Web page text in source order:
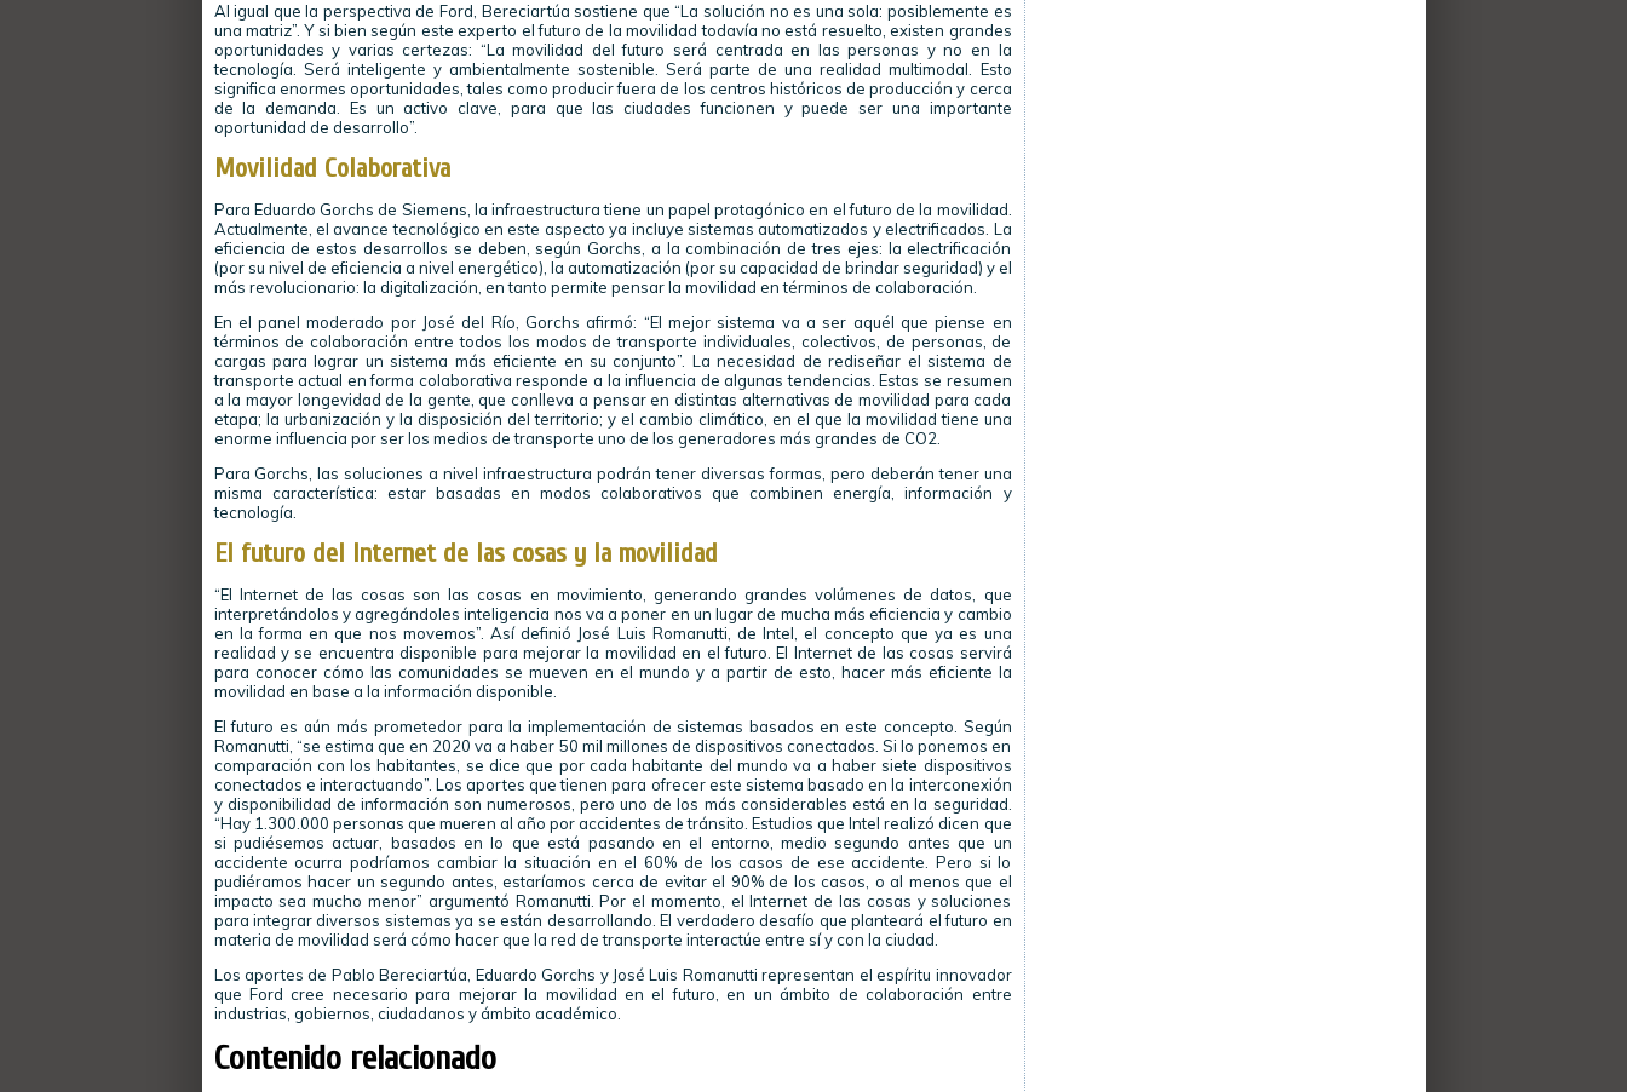
Al igual que la perspectiva de Ford, Bereciartúa sostiene que “La solución no es una sola: posiblemente es
una matriz”. Y si bien según este experto el futuro de la movilidad todavía no está resuelto, existen grandes
oportunidades y varias certezas: “La movilidad del futuro será centrada en las personas y no en la
tecnología. Será inteligente y ambientalmente sostenible. Será parte de una realidad multimodal. Esto
significa enormes oportunidades, tales como producir fuera de los centros históricos de producción y cerca
de la demanda. Es un activo clave, para que las ciudades funcionen y puede ser una importante
oportunidad de desarrollo”.
Movilidad Colaborativa
Para Eduardo Gorchs de Siemens, la infraestructura tiene un papel protagónico en el futuro de la movilidad.
Actualmente, el avance tecnológico en este aspecto ya incluye sistemas automatizados y electrificados. La
eficiencia de estos desarrollos se deben, según Gorchs, a la combinación de tres ejes: la electrificación
(por su nivel de eficiencia a nivel energético), la automatización (por su capacidad de brindar seguridad) y el
más revolucionario: la digitalización, en tanto permite pensar la movilidad en términos de colaboración.
En el panel moderado por José del Río, Gorchs afirmó: “El mejor sistema va a ser aquél que piense en
términos de colaboración entre todos los modos de transporte individuales, colectivos, de personas, de
cargas para lograr un sistema más eficiente en su conjunto”. La necesidad de rediseñar el sistema de
transporte actual en forma colaborativa responde a la influencia de algunas tendencias. Estas se resumen
a la mayor longevidad de la gente, que conlleva a pensar en distintas alternativas de movilidad para cada
etapa; la urbanización y la disposición del territorio; y el cambio climático, en el que la movilidad tiene una
enorme influencia por ser los medios de transporte uno de los generadores más grandes de CO2.
Para Gorchs, las soluciones a nivel infraestructura podrán tener diversas formas, pero deberán tener una
misma característica: estar basadas en modos colaborativos que combinen energía, información y
tecnología.
El futuro del Internet de las cosas y la movilidad
“El Internet de las cosas son las cosas en movimiento, generando grandes volúmenes de datos, que
interpretándolos y agregándoles inteligencia nos va a poner en un lugar de mucha más eficiencia y cambio
en la forma en que nos movemos”. Así definió José Luis Romanutti, de Intel, el concepto que ya es una
realidad y se encuentra disponible para mejorar la movilidad en el futuro. El Internet de las cosas servirá
para conocer cómo las comunidades se mueven en el mundo y a partir de esto, hacer más eficiente la
movilidad en base a la información disponible.
El futuro es aún más prometedor para la implementación de sistemas basados en este concepto. Según
Romanutti, “se estima que en 2020 va a haber 50 mil millones de dispositivos conectados. Si lo ponemos en
comparación con los habitantes, se dice que por cada habitante del mundo va a haber siete dispositivos
conectados e interactuando”. Los aportes que tienen para ofrecer este sistema basado en la interconexión
y disponibilidad de información son numerosos, pero uno de los más considerables está en la seguridad.
“Hay 1.300.000 personas que mueren al año por accidentes de tránsito. Estudios que Intel realizó dicen que
si pudiésemos actuar, basados en lo que está pasando en el entorno, medio segundo antes que un
accidente ocurra podríamos cambiar la situación en el 60% de los casos de ese accidente. Pero si lo
pudiéramos hacer un segundo antes, estaríamos cerca de evitar el 90% de los casos, o al menos que el
impacto sea mucho menor” argumentó Romanutti. Por el momento, el Internet de las cosas y soluciones
para integrar diversos sistemas ya se están desarrollando. El verdadero desafío que planteará el futuro en
materia de movilidad será cómo hacer que la red de transporte interactúe entre sí y con la ciudad.
Los aportes de Pablo Bereciartúa, Eduardo Gorchs y José Luis Romanutti representan el espíritu innovador
que Ford cree necesario para mejorar la movilidad en el futuro, en un ámbito de colaboración entre
industrias, gobiernos, ciudadanos y ámbito académico.
Contenido relacionado